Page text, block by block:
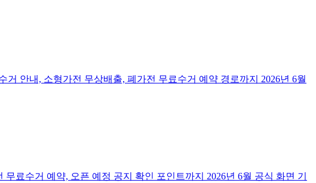
안내, 소형가전 무상배출, 폐가전 무료수거 예약 경로까지 2026년 6월
료수거 예약, 오픈 예정 공지 확인 포인트까지 2026년 6월 공식 화면 기